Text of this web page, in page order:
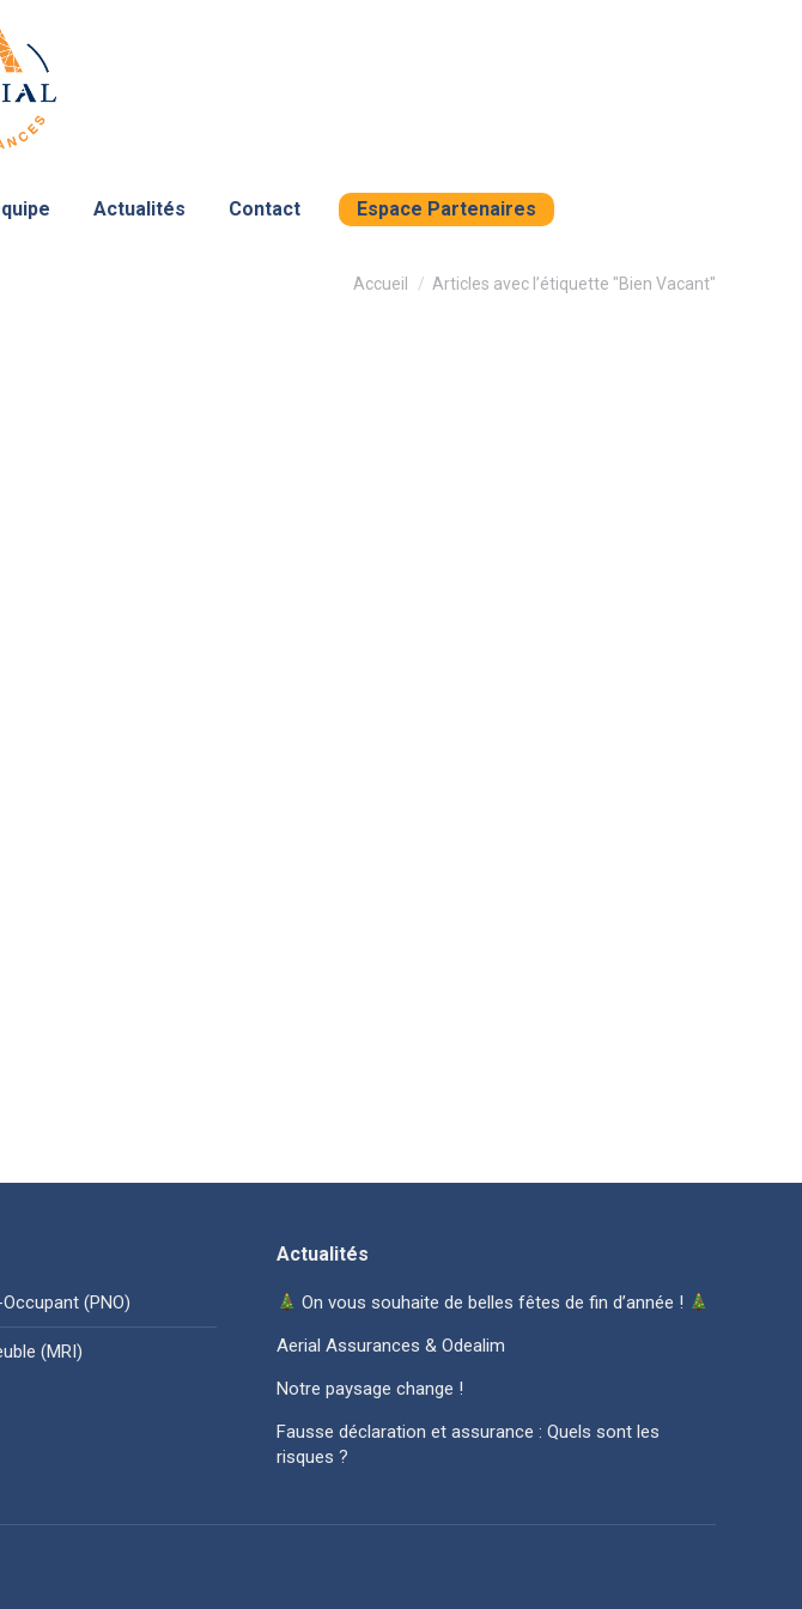
Actualités Contact Espace Partenaires
Vous êtes ici :
Accueil Articles avec l’étiquette "Bien Vacant"
(PNO)
(MRI)
Actualités
On vous souhaite de belles fêtes de fin d’année !
Aerial Assurances & Odealim
Notre paysage change !
Fausse déclaration et assurance : Quels sont les
risques ?